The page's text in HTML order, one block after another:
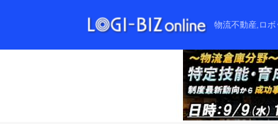
物流不動産,ロ